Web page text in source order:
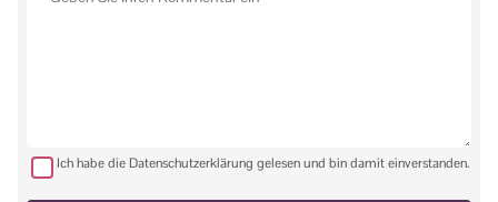
Ich habe die Datenschutzerklärung gelesen und bin damit einverstanden.